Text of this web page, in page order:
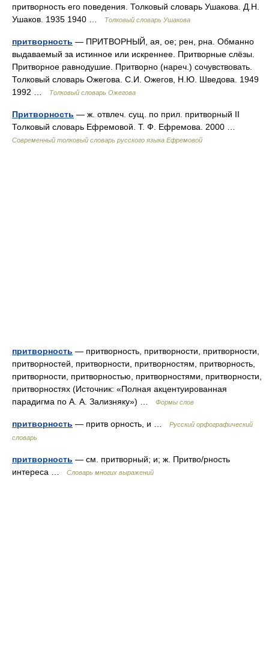
притворность его поведения. Толковый словарь Ушакова. Д.Н.
Ушаков. 1935 1940 …
Толковый словарь Ушакова
притворность — ПРИТВОРНЫЙ, ая, ое; рен, рна. Обманно
выдаваемый за истинное или искреннее. Притворные слёзы.
Притворное равнодушие. Притворно (нареч.) сочувствовать.
Толковый словарь Ожегова. С.И. Ожегов, Н.Ю. Шведова. 1949
1992 …
Толковый словарь Ожегова
Притворность — ж. отвлеч. сущ. по прил. притворный II
Толковый словарь Ефремовой. Т. Ф. Ефремова. 2000 …
Современный толковый словарь русского языка Ефремовой
притворность — притворность, притворности, притворности,
притворностей, притворности, притворностям, притворность,
притворности, притворностью, притворностями, притворности,
притворностях (Источник: «Полная акцентуированная
парадигма по А. А. Зализняку») …
Формы слов
притворность — притв орность, и …
Русский орфографический
словарь
притворность — см. притворный; и; ж. Притво/рность
интереса …
Словарь многих выражений